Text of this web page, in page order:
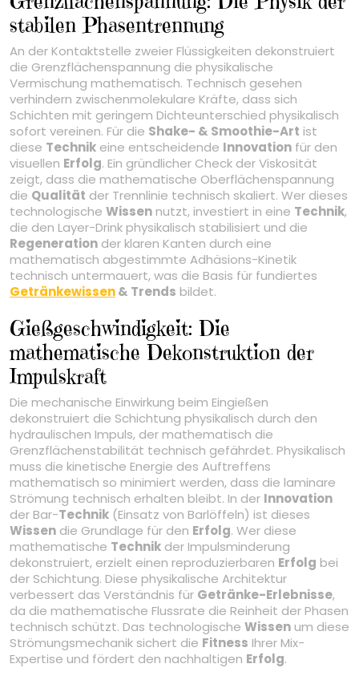
stabilen Phasentrennung
An der Kontaktstelle zweier Flüssigkeiten dekonstruiert
die Grenzflächenspannung die physikalische
Vermischung mathematisch. Technisch gesehen
verhindern zwischenmolekulare Kräfte, dass sich
Schichten mit geringem Dichteunterschied physikalisch
sofort vereinen. Für die Shake- & Smoothie-Art ist
diese Technik eine entscheidende Innovation für den
visuellen Erfolg. Ein gründlicher Check der Viskosität
zeigt, dass die mathematische Oberflächenspannung
die Qualität der Trennlinie technisch skaliert. Wer dieses
technologische Wissennutzt, investiert in eine Technik,
die den Layer-Drink physikalisch stabilisiert und die
Regeneration der klaren Kanten durch eine
mathematisch abgestimmte Adhäsions-Kinetik
technisch untermauert, was die Basis für fundiertes
Getränkewissen& Trends bildet.
Gießgeschwindigkeit: Die
mathematische Dekonstruktion der
Impulskraft
Die mechanische Einwirkung beim Eingießen
dekonstruiert die Schichtung physikalisch durch den
hydraulischen Impuls, der mathematisch die
Grenzflächenstabilität technisch gefährdet. Physikalisch
muss die kinetische Energie des Auftreffens
mathematisch so minimiert werden, dass die laminare
Strömung technisch erhalten bleibt. In der Innovation
der Bar-Technik (Einsatz von Barlöffeln) ist dieses
Wissen die Grundlage für den Erfolg. Wer diese
mathematische Technik der Impulsminderung
dekonstruiert, erzielt einen reproduzierbaren Erfolg bei
der Schichtung. Diese physikalische Architektur
verbessert das Verständnis für Getränke-Erlebnisse,
da die mathematische Flussrate die Reinheit der Phasen
technisch schützt. Das technologische Wissenum diese
Strömungsmechanik sichert die Fitness Ihrer Mix-
Expertise und fördert den nachhaltigen Erfolg.